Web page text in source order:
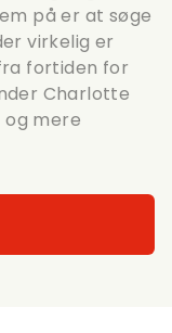
på er at søge
virkelig er
fortiden for
Charlotte
og mere